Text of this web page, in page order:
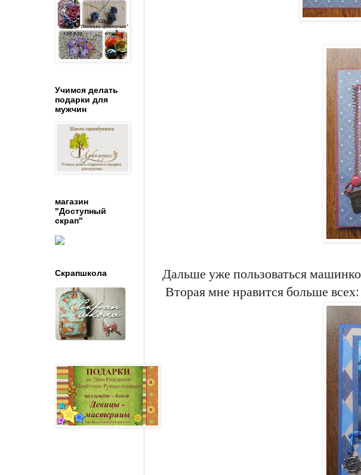
Дальше уже пользоваться
Вторая мне нравится больше
Учимся делать
подарки для
мужчин
магазин
"Доступный
скрап"
Скрапшкола